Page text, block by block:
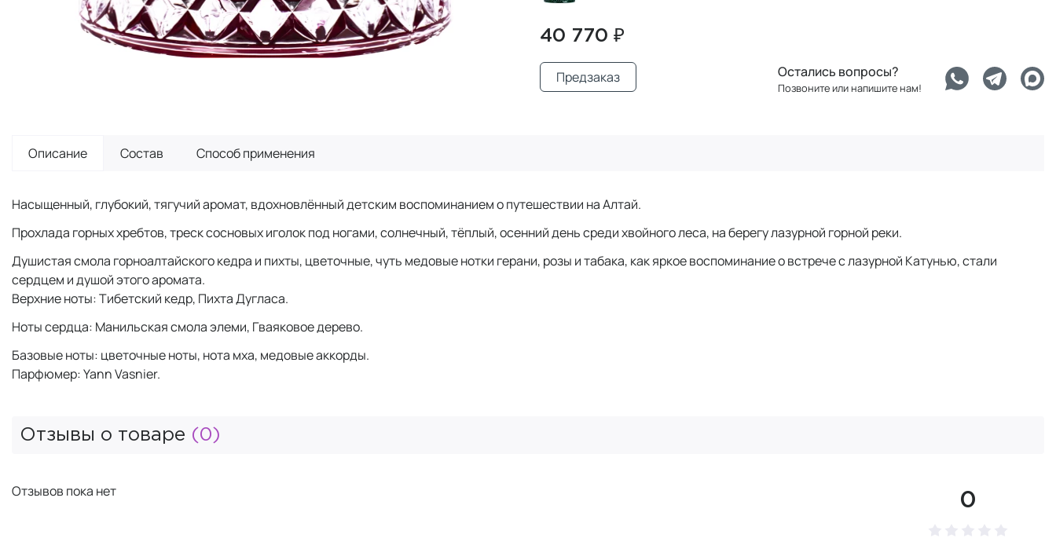
40 770 ₽
Предзаказ Остались вопросы?
Позвоните или напишите нам!
Описание Состав Способ применения
Насыщенный, глубокий, тягучий аромат, вдохновлённый детским воспоминанием о путешествии на Алтай.
Прохлада горных хребтов, треск сосновых иголок под ногами, солнечный, тёплый, осенний день среди хвойного леса, на берегу лазурной горной реки.
Душистая смола горноалтайского кедра и пихты, цветочные, чуть медовые нотки герани, розы и табака, как яркое воспоминание о встрече с лазурной Катунью, стали
сердцем и душой этого аромата.
Верхние ноты: Тибетский кедр, Пихта Дугласа.
Ноты сердца: Манильская смола элеми, Гваяковое дерево.
Базовые ноты: цветочные ноты, нота мха, медовые аккорды.
Парфюмер: Yann Vasnier.
Отзывы о товаре (0)
0
Отзывов пока нет